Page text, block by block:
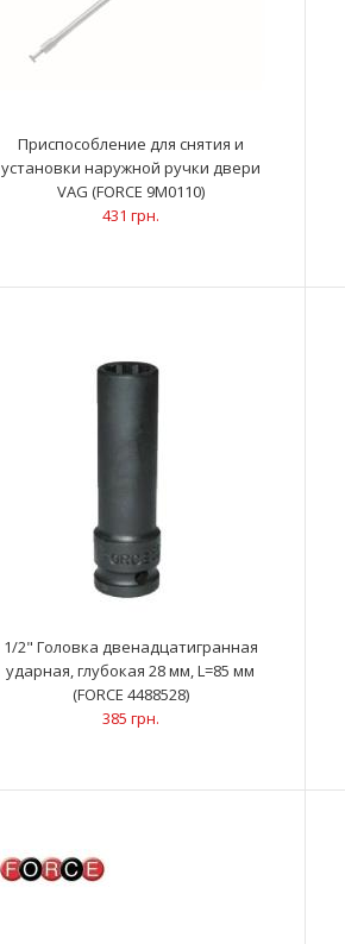
Приспособление для снятия и установки
1/2" Головка двенадцатигранная ударная,
глубокая 23 мм, L=85 мм (FORCE 4488523)
Приспособление для снятия и
установки наружной ручки двери
VAG (FORCE 9M0110)
431 грн.
1/2" Головка двенадцатигранная
ударная, глубокая 28 мм, L=85 мм
(FORCE 4488528)
385 грн.